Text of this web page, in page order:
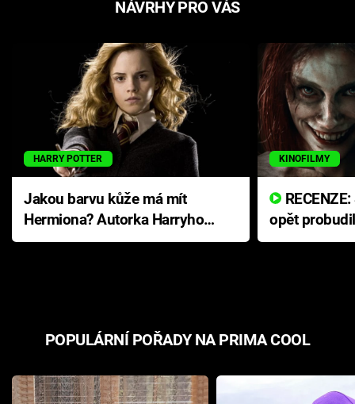
NÁVRHY PRO VÁS
HARRY POTTER
Jakou barvu kůže má mít
Hermiona? Autorka Harryho
Pottera přišla s ráznou
KINOFILMY
opět
přichází s
POPULÁRNÍ POŘADY NA PRIMA COOL